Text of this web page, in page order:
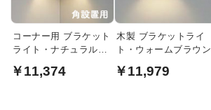
コーナー用 ブラケット
ライト・ナチュラルウ
￥11,374
木製 ブラケットライ
ト・ウォームブラウン
￥11,979